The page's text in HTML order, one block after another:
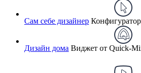
Сам себе дизайнер
Дизайн дома Виджет от Quick-